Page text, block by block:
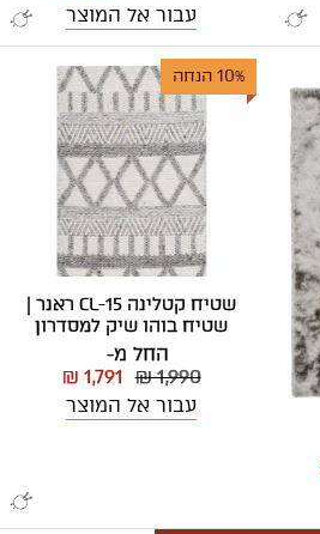
עבור אל המוצר
10% הנחה
שטיח קטלינה CL-15 ראנר |
שטיח בוהו שיק למסדרון
החל מ-
₪ 1,990
₪ 1,791
עבור אל המוצר